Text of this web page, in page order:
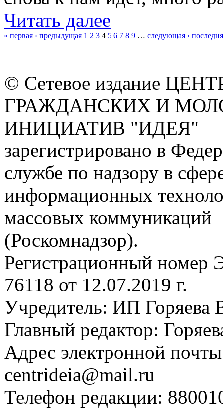
Читать далее
« первая ‹ предыдущая 1 2 3 4 5 6 7 8 9 … следующая ›
© Сетевое издание
ГРАЖДАНСКИХ И
ИНИЦИАТИВ "ИДЕЯ"
зарегистрировано в
службе по надзору в
информационных
массовых коммуникаций
(Роскомнадзор).
Регистрационный
76118 от 12.07.2019 г.
Учредитель: ИП Горяева
Главный редактор:
Адрес электронной
centrideia@mail.ru
Телефон редакции: